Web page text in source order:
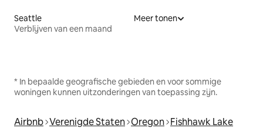
Seattle
Verblijven van een maand
Meer tonen
* In bepaalde geografische gebieden en voor sommige
woningen kunnen uitzonderingen van toepassing zijn.
Airbnb Verenigde Staten Oregon Fishhawk Lake